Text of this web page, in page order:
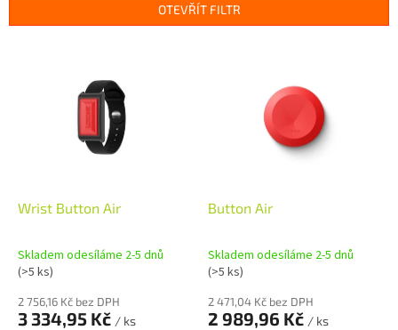
r
OTEVŘÍT FILTR
Wrist Button Air
Skladem odesíláme 2-5 dnů
(>5 ks)
2 756,16 Kč bez DPH
3 334,95 Kč / ks
Button Air
Skladem odesíláme 2-5 dnů
(>5 ks)
2 471,04 Kč bez DPH
2 989,96 Kč / ks